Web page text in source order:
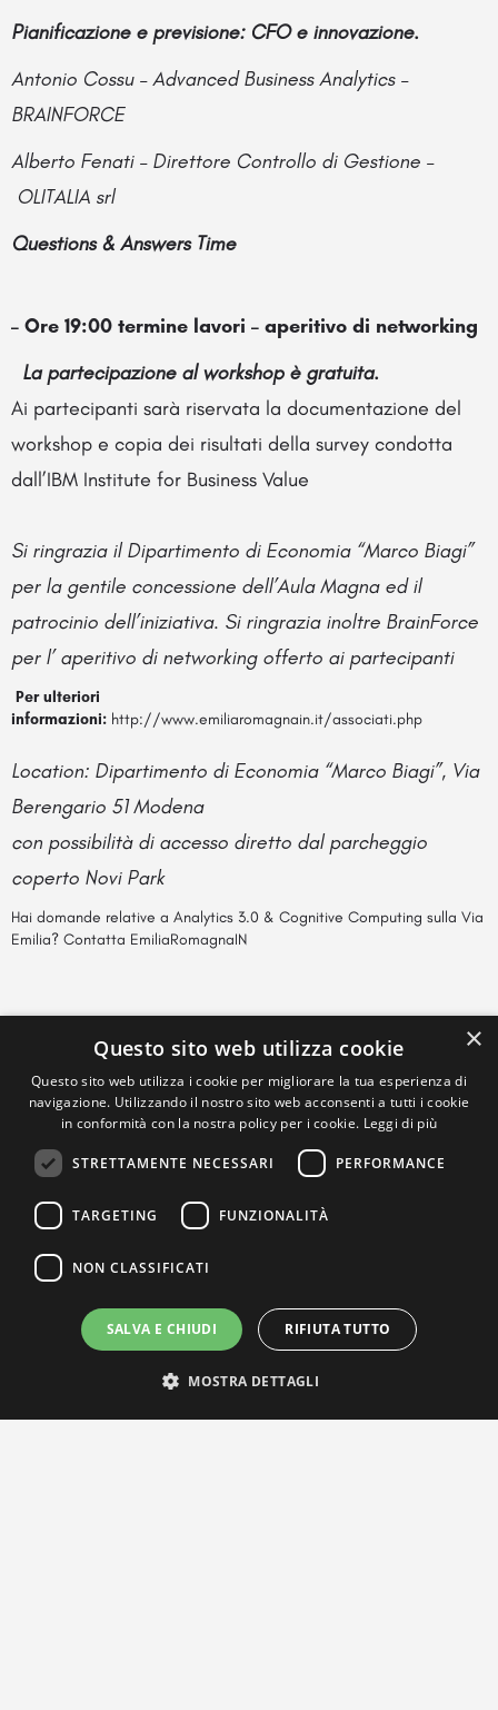
Pianificazione e previsione: CFO e innovazione.
Antonio Cossu – Advanced Business Analytics –
BRAINFORCE
Alberto Fenati – Direttore Controllo di Gestione –
OLITALIA srl
Questions & Answers Time
– Ore 19:00 termine lavori – aperitivo di networking
La partecipazione al workshop è gratuita.
Ai partecipanti sarà riservata la documentazione del
workshop e copia dei risultati della survey condotta
dall’IBM Institute for Business Value
Si ringrazia il Dipartimento di Economia “Marco Biagi”
per la gentile concessione dell’Aula Magna ed il
patrocinio dell’iniziativa. Si ringrazia inoltre BrainForce
per l’ aperitivo di networking offerto ai partecipanti
Per ulteriori
informazioni: http://www.emiliaromagnain.it/associati.php
Location: Dipartimento di Economia “Marco Biagi”, Via
Berengario 51 Modena
con possibilità di accesso diretto dal parcheggio
coperto Novi Park
Hai domande relative a Analytics 3.0 & Cognitive Computing sulla Via
Emilia? Contatta EmiliaRomagnaIN
×
Questo sito web utilizza cookie
Questo sito web utilizza i cookie per migliorare la tua esperienza di
navigazione. Utilizzando il nostro sito web acconsenti a tutti i cookie
in conformità con la nostra policy per i cookie. Leggi di più
STRETTAMENTE NECESSARI PERFORMANCE
TARGETING FUNZIONALITÀ
NON CLASSIFICATI
SALVA E CHIUDI RIFIUTA TUTTO
MOSTRA DETTAGLI